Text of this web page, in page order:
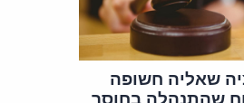
שאליה חשופה